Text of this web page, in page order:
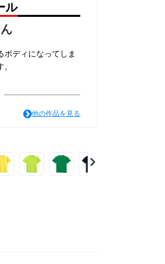
ル
ボディになってしま
他の作品を見る